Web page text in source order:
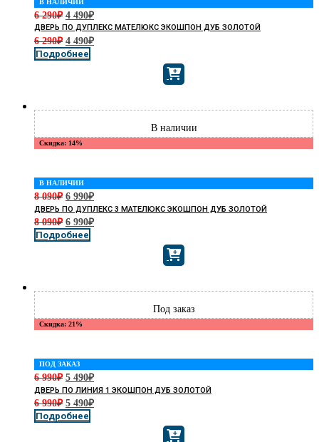
В НАЛИЧИИ
6 290₽ 4 490₽
ДВЕРЬ ПО ДУПЛЕКС МАТЕЛЮКС ЭКОШПОН ДУБ ЗОЛОТОЙ
6 290₽ 4 490₽
Подробнее
Скидка: 14%
В НАЛИЧИИ
8 090₽ 6 990₽
ДВЕРЬ ПО ДУПЛЕКС 3 МАТЕЛЮКС ЭКОШПОН ДУБ ЗОЛОТОЙ
8 090₽ 6 990₽
Подробнее
Скидка: 21%
ПОД ЗАКАЗ
6 990₽ 5 490₽
ДВЕРЬ ПО ЛИНИЯ 1 ЭКОШПОН ДУБ ЗОЛОТОЙ
6 990₽ 5 490₽
Подробнее